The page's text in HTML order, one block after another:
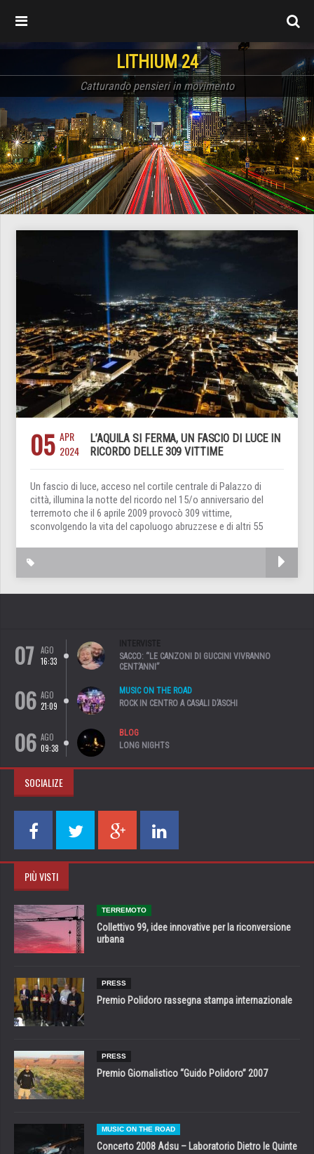
LITHIUM 24
Catturando pensieri in movimento
05 APR
2024
L’AQUILA SI FERMA, UN FASCIO DI LUCE IN
RICORDO DELLE 309 VITTIME
Un fascio di luce, acceso nel cortile centrale di Palazzo di
città, illumina la notte del ricordo nel 15/o anniversario del
terremoto che il 6 aprile 2009 provocò 309 vittime,
sconvolgendo la vita del capoluogo abruzzese e di altri 55
07
AGO
16:33
INTERVISTE
SACCO: “LE CANZONI DI GUCCINI VIVRANNO
CENT’ANNI”
06 AGO
21:09
MUSIC ON THE ROAD
ROCK IN CENTRO A CASALI D’ASCHI
06 AGO
09:38
BLOG
LONG NIGHTS
SOCIALIZE
PIÙ VISTI
TERREMOTO
Collettivo 99, idee innovative per la riconversione
urbana
PRESS
Premio Polidoro rassegna stampa internazionale
PRESS
Premio Giornalistico “Guido Polidoro” 2007
MUSIC ON THE ROAD
Concerto 2008 Adsu – Laboratorio Dietro le Quinte